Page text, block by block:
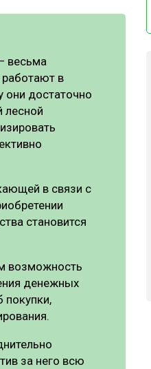
весьма
в
они достаточно
лесной
в связи с
становится
возможность
денежных
покупки,
за него всю